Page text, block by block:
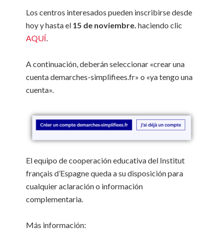
Los centros interesados pueden inscribirse desde
hoy y hasta el 15 de noviembre.haciendo clic
AQUÍ.
A continuación, deberán seleccionar «crear una
cuenta demarches-simplifiees.fr» o «ya tengo una
cuenta».
El equipo de cooperación educativa del Institut
français d’Espagne queda a su disposición para
cualquier aclaración o información
complementaria.
Más información: